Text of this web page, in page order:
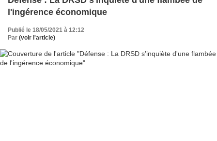
l'ingérence économique
Publié le 18/05/2021 à 12:12
Par (voir l'article)